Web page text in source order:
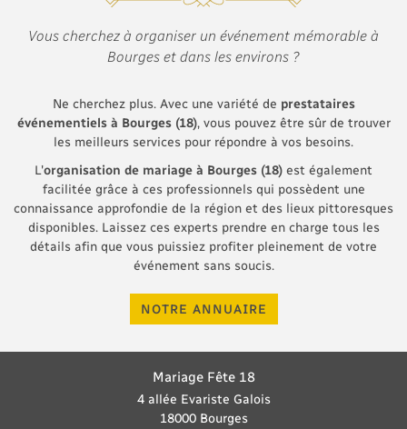
Vous cherchez à organiser un événement mémorable à
Bourges et dans les environs ?
Ne cherchez plus. Avec une variété de prestataires
événementiels à Bourges (18), vous pouvez être sûr de trouver
les meilleurs services pour répondre à vos besoins.
L'organisation de mariage à Bourges (18) est également
facilitée grâce à ces professionnels qui possèdent une
connaissance approfondie de la région et des lieux pittoresques
disponibles. Laissez ces experts prendre en charge tous les
détails afin que vous puissiez profiter pleinement de votre
événement sans soucis.
NOTRE ANNUAIRE
Mariage Fête 18
4 allée Evariste Galois
18000 Bourges